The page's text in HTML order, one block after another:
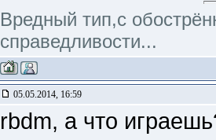
Вредный тип,с
справедливости...
05.05.2014, 16:59
rbdm, а что